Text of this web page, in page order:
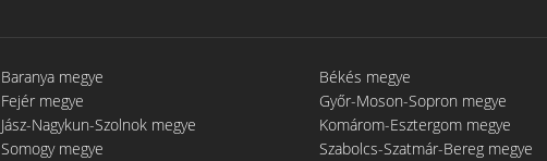
Baranya megye Békés megye
Fejér megye Győr-Moson-Sopron megye
Jász-Nagykun-Szolnok megye Komárom-Esztergom megye
Somogy megye Szabolcs-Szatmár-Bereg megye